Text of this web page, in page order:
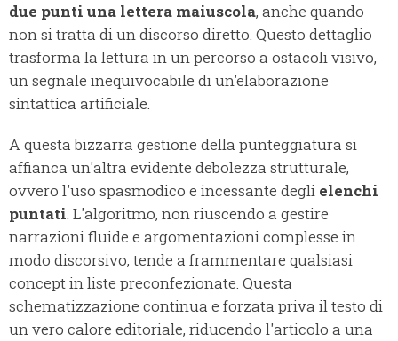
due punti una lettera maiuscola, anche quando
non si tratta di un discorso diretto. Questo dettaglio
trasforma la lettura in un percorso a ostacoli visivo,
un segnale inequivocabile di un'elaborazione
sintattica artificiale.
A questa bizzarra gestione della punteggiatura si
affianca un'altra evidente debolezza strutturale,
ovvero l'uso spasmodico e incessante degli elenchi
puntati. L'algoritmo, non riuscendo a gestire
narrazioni fluide e argomentazioni complesse in
modo discorsivo, tende a frammentare qualsiasi
concept in liste preconfezionate. Questa
schematizzazione continua e forzata priva il testo di
un vero calore editoriale, riducendo l'articolo a una